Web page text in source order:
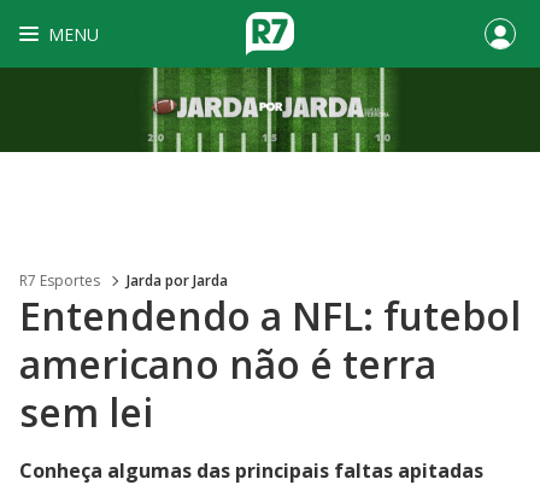
MENU
R7 Esportes Jarda por Jarda
Entendendo a NFL: futebol
americano não é terra
sem lei
Conheça algumas das principais faltas apitadas